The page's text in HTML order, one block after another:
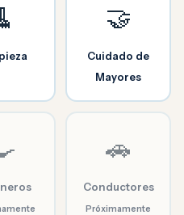
🤝
Cuidado de
Mayores
🚗
Conductores
Próximamente